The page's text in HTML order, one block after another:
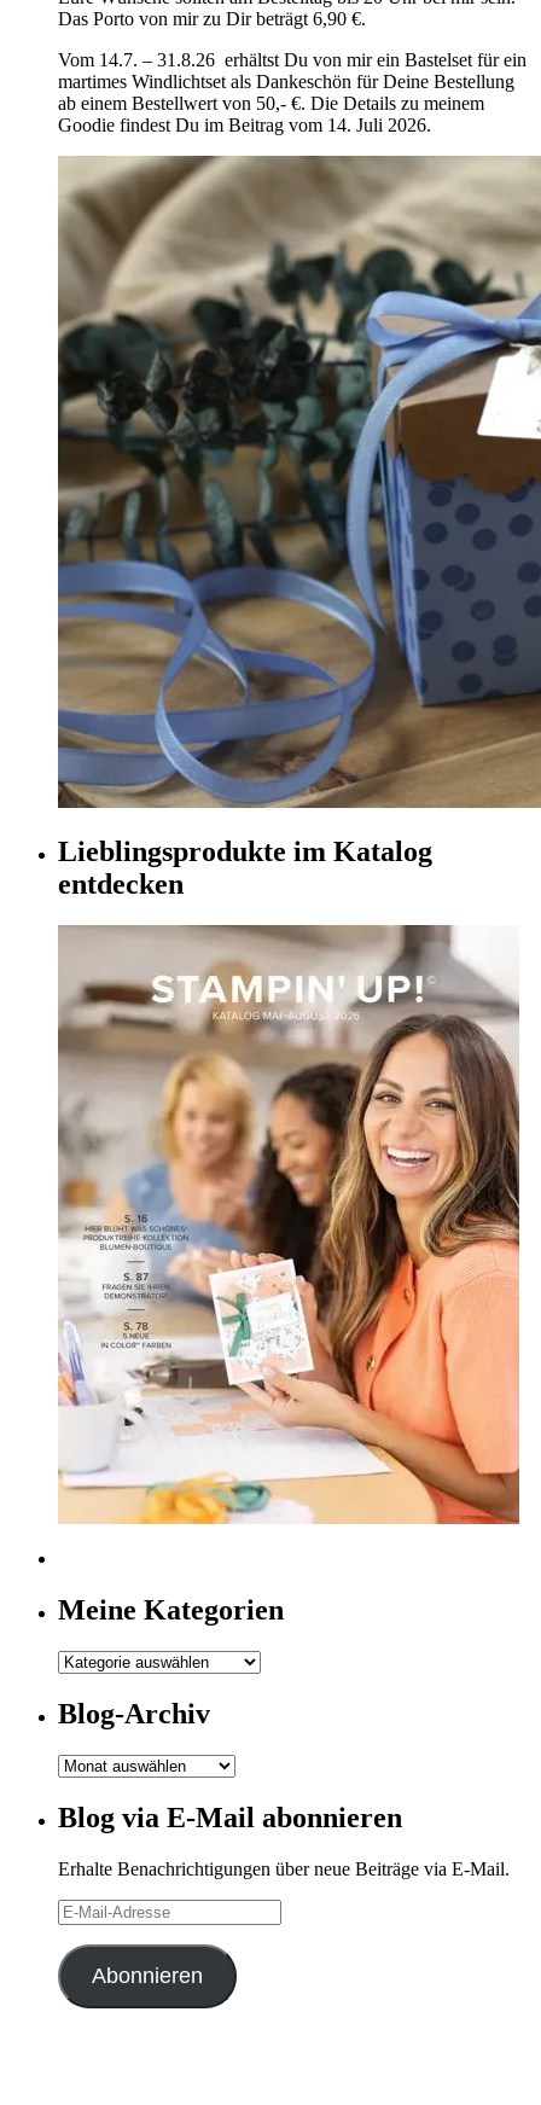
Das Porto von mir zu Dir beträgt 6,90 €.
Vom 14.7. – 31.8.26 erhältst Du von mir ein Bastelset für ein
martimes Windlichtset als Dankeschön für Deine Bestellung
ab einem Bestellwert von 50,- €. Die Details zu meinem
Goodie findest Du im Beitrag vom 14. Juli 2026.
Lieblingsprodukte im Katalog
entdecken
Meine Kategorien
Meine
Blog-Archiv
Blog-
Blog via E-Mail abonnieren
Erhalte Benachrichtigungen über neue Beiträge via E-Mail.
E-
Mail-
Adresse
Abonnieren